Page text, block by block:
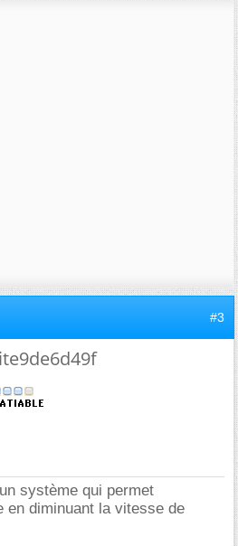
#3
système qui permet
en diminuant la vitesse de